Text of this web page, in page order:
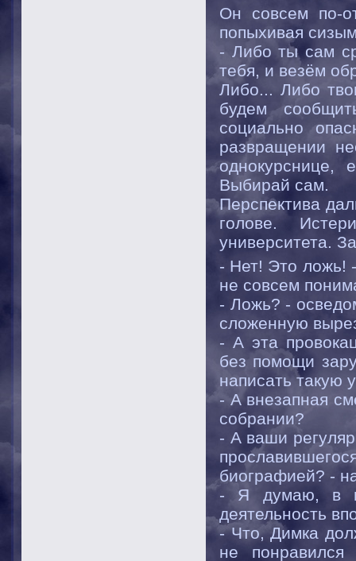
Он совсем по-
попыхивая
- Либо ты сам
тебя, и везём
Либо... Либо
будем
социально
развращении
однокурснице,
Выбирай сам.
Перспектива
голове.
университета.
- Нет! Это ложь!
не совсем
- Ложь? -
сложенную
- А эта
без помощи
написать такую
- А внезапная
собрании?
- А ваши
биографией? -
- Я думаю, в
деятельность
- Что, Димка
не